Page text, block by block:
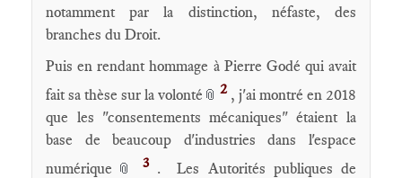
notamment par la distinction, néfaste, des
branches du Droit.
Puis en rendant hommage à Pierre Godé qui avait
fait sa thèse sur la volonté 📎 2 , j'ai montré en 2018
que les "consentements mécaniques" étaient la
base de beaucoup d'industries dans l'espace
numérique 📎 3 . Les Autorités publiques de